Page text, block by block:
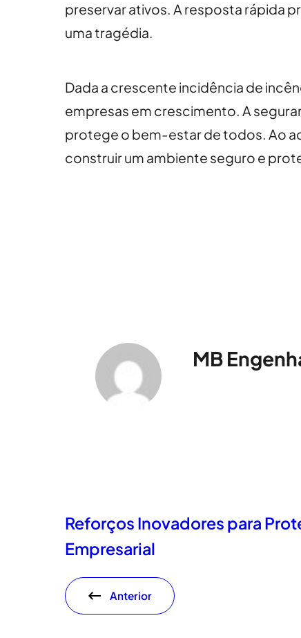
preservar ativos. A resposta rápida
uma tragédia.
Dada a crescente incidência de
empresas em crescimento. A
protege o bem-estar de todos. Ao
construir um ambiente seguro e
MB
Reforços Inovadores para
Empresarial
Anterior